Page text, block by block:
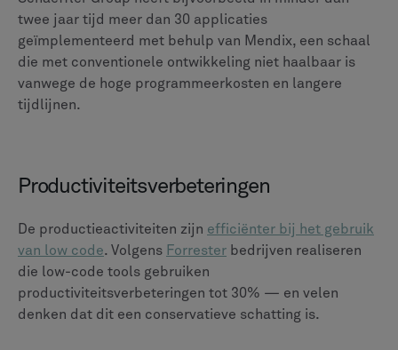
twee jaar tijd meer dan 30 applicaties
geïmplementeerd met behulp van Mendix, een schaal
die met conventionele ontwikkeling niet haalbaar is
vanwege de hoge programmeerkosten en langere
tijdlijnen.
Productiviteitsverbeteringen
De productieactiviteiten zijn efficiënter bij het gebruik
van low code. Volgens Forrester bedrijven realiseren
die low-code tools gebruiken
productiviteitsverbeteringen tot 30% — en velen
denken dat dit een conservatieve schatting is.